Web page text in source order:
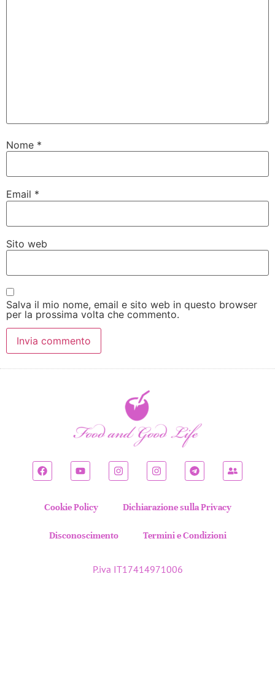
Nome *
Email *
Sito web
Salva il mio nome, email e sito web in questo browser
per la prossima volta che commento.
Cookie Policy Dichiarazione sulla Privacy
Disconoscimento Termini e Condizioni
P.iva IT17414971006